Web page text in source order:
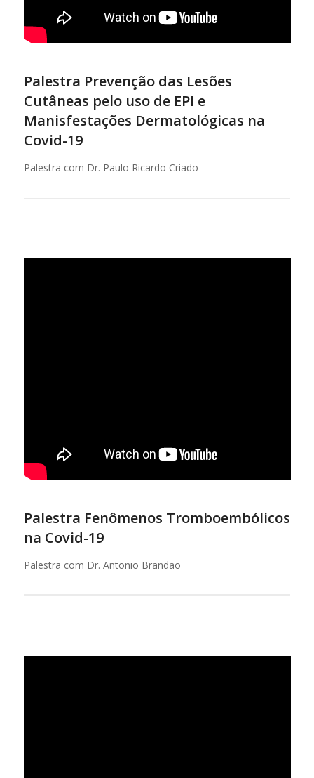
Palestra Prevenção das Lesões
Cutâneas pelo uso de EPI e
Manisfestações Dermatológicas na
Covid-19
Palestra com Dr. Paulo Ricardo Criado
Palestra Fenômenos Tromboembólicos
na Covid-19
Palestra com Dr. Antonio Brandão